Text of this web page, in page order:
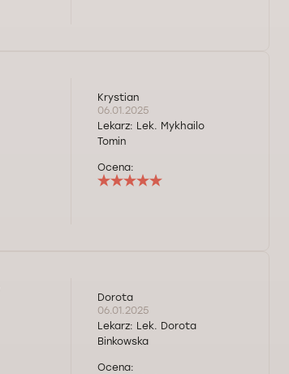
Krystian
06.01.2025
Lekarz: Lek. Mykhailo
Tomin
Ocena:
Dorota
06.01.2025
Lekarz: Lek. Dorota
Binkowska
Ocena: